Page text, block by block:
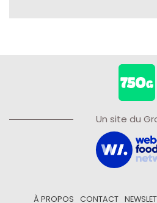
Un site du
À PROPOS CONTACT